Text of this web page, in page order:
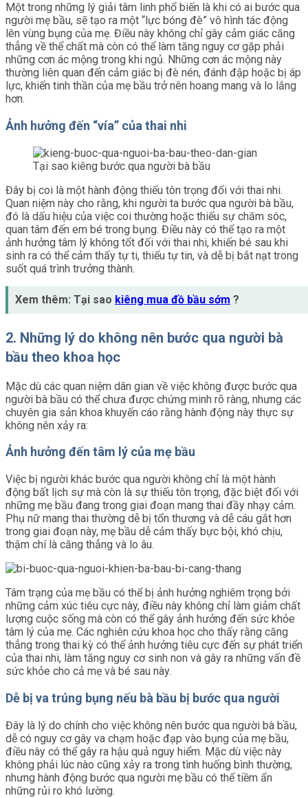
Một trong những lý giải tâm linh phổ biến là khi có ai bước qua
người mẹ bầu, sẽ tạo ra một “lực bóng đè” vô hình tác động
lên vùng bụng của mẹ. Điều này không chỉ gây cảm giác căng
thẳng về thể chất mà còn có thể làm tăng nguy cơ gặp phải
những cơn ác mộng trong khi ngủ. Những cơn ác mộng này
thường liên quan đến cảm giác bị đè nén, đánh đập hoặc bị áp
lực, khiến tinh thần của mẹ bầu trở nên hoang mang và lo lắng
hơn.
Ảnh hưởng đến “vía” của thai nhi
Tại sao kiêng bước qua người bà bầu
Đây bị coi là một hành động thiếu tôn trọng đối với thai nhi.
Quan niệm này cho rằng, khi người ta bước qua người bà bầu,
đó là dấu hiệu của việc coi thường hoặc thiếu sự chăm sóc,
quan tâm đến em bé trong bụng. Điều này có thể tạo ra một
ảnh hưởng tâm lý không tốt đối với thai nhi, khiến bé sau khi
sinh ra có thể cảm thấy tự ti, thiếu tự tin, và dễ bị bắt nạt trong
suốt quá trình trưởng thành.
Xem thêm: Tại sao kiêng mua đồ bầu sớm ?
2. Những lý do không nên bước qua người bà
bầu theo khoa học
Mặc dù các quan niệm dân gian về việc không được bước qua
người bà bầu có thể chưa được chứng minh rõ ràng, nhưng các
chuyên gia sản khoa khuyến cáo rằng hành động này thực sự
không nên xảy ra:
Ảnh hưởng đến tâm lý của mẹ bầu
Việc bị người khác bước qua người không chỉ là một hành
động bất lịch sự mà còn là sự thiếu tôn trọng, đặc biệt đối với
những mẹ bầu đang trong giai đoạn mang thai đầy nhạy cảm.
Phụ nữ mang thai thường dễ bị tổn thương và dễ cáu gắt hơn
trong giai đoạn này, mẹ bầu dễ cảm thấy bực bội, khó chịu,
thậm chí là căng thẳng và lo âu.
Tâm trạng của mẹ bầu có thể bị ảnh hưởng nghiêm trọng bởi
những cảm xúc tiêu cực này, điều này không chỉ làm giảm chất
lượng cuộc sống mà còn có thể gây ảnh hưởng đến sức khỏe
tâm lý của mẹ. Các nghiên cứu khoa học cho thấy rằng căng
thẳng trong thai kỳ có thể ảnh hưởng tiêu cực đến sự phát triển
của thai nhi, làm tăng nguy cơ sinh non và gây ra những vấn đề
sức khỏe cho cả mẹ và bé sau này.
Dễ bị va trúng bụng nếu bà bầu bị bước qua người
Đây là lý do chính cho việc không nên bước qua người bà bầu,
dễ có nguy cơ gây va chạm hoặc đạp vào bụng của mẹ bầu,
điều này có thể gây ra hậu quả nguy hiểm. Mặc dù việc này
không phải lúc nào cũng xảy ra trong tình huống bình thường,
nhưng hành động bước qua người mẹ bầu có thể tiềm ẩn
những rủi ro khó lường.